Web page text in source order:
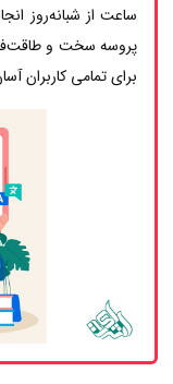
ساعت از شبانه‌روز
پروسه سخت و
برای تمامی کاربران